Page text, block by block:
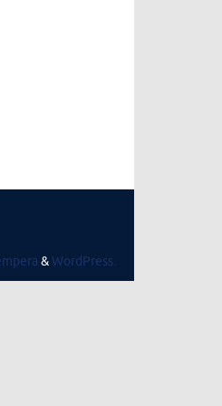
&WordPress.